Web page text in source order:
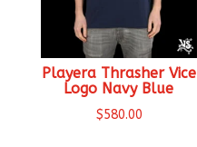
Playera Thrasher Vice
Logo Navy Blue
$580.00